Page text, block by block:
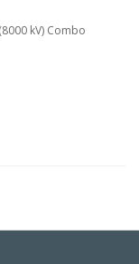
kV) Combo